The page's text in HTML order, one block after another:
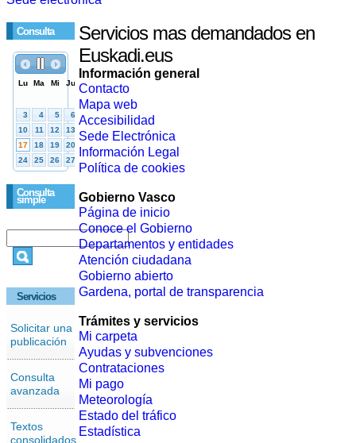
Consulta
Consulta
simple
Servicios
Solicitar una
publicación
Consulta
avanzada
Textos
consolidados
Servicios mas demandados en
Euskadi.eus
Información general
Contacto
Mapa web
Accesibilidad
Sede Electrónica
Información Legal
Política de cookies
Gobierno Vasco
Página de inicio
Conoce el Gobierno
Departamentos y entidades
Atención ciudadana
Gobierno abierto
Gardena, portal de transparencia
Trámites y servicios
Mi carpeta
Ayudas y subvenciones
Contrataciones
Mi pago
Meteorología
Estado del tráfico
Estadística